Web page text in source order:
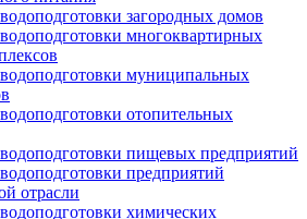
загородных домов
многоквартирных
муниципальных
отопительных
пищевых предприятий
предприятий
отрасли
химических